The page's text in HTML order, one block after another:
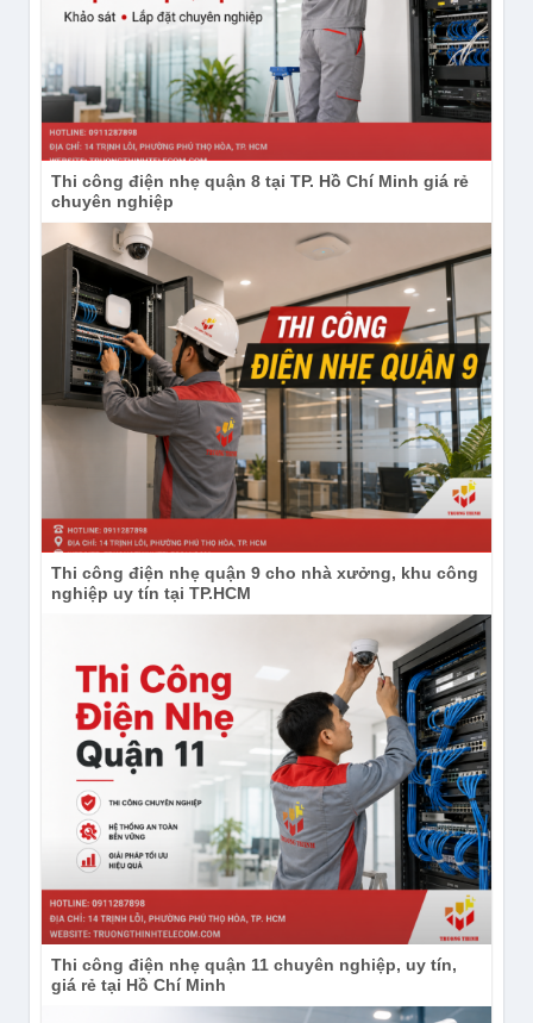
Instagram:
https://www.instagram.com/congnghetruongthinh/
Subscribe Kênh
YouTube:https://www.youtube.com/channel/
Thi công điện nhẹ quận 8 tại TP. Hồ Chí Minh giá rẻ
chuyên nghiệp
Thi công điện nhẹ quận 9 cho nhà xưởng, khu công
nghiệp uy tín tại TP.HCM
Thi công điện nhẹ quận 11 chuyên nghiệp, uy tín,
giá rẻ tại Hồ Chí Minh